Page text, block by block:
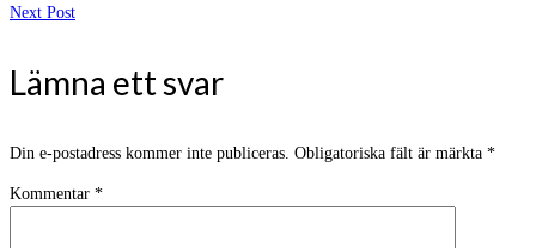
Next Post
Lämna ett svar
Din e-postadress kommer inte publiceras. Obligatoriska fält är märkta *
Kommentar *